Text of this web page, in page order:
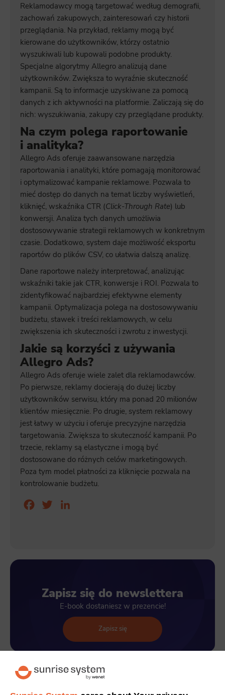
Reklamodawcy mogą targetować według demografii,
zachowań zakupowych, zainteresowań czy historii
przeglądania. Na przykład, reklamy mogą być
kierowane do użytkowników, którzy ostatnio
wyszukiwali lub kupowali podobne produkty.
Specjalne algorytmy Allegro analizują dane
użytkowników. Zwiększa to wyraźnie skuteczność
kampanii. Są to informacje uzyskiwane za pomocą
danych z ich aktywności na platformie. Zaliczają się do
nich: wyszukiwania, zakupy czy przeglądane produkty.
Na czym polega raportowanie
i analityka?
Allegro Ads oferuje zaawansowane narzędzia
raportowania i analityki, które pomagają monitorować
i optymalizować kampanie reklamowe. Pozwala to
mieć dostęp do danych na temat liczby wyświetleń,
kliknięć, wskaźnika CTR (Click-Through Rate) lub
konwersji. Analiza tych danych umożliwia
dostosowywanie strategii reklamowych w konkretnym
czasie. Dodatkowo, system daje możliwość eksportu
raportów do plików CSV, co ułatwia dalszą analizę.
Dane raportowe należy interpretować, analizując
wskaźniki takie jak CTR, konwersje i ROI. Pozwala to
zidentyfikować najbardziej efektywne elementy
kampanii. Optymalizacja polega na dostosowywaniu
budżetu, stawek i treści reklamowych, w celu
zwiększenia ich skuteczności i zwrotu z inwestycji.
Jakie są korzyści z używania
Allegro Ads?
Allegro Ads oferuje wiele zalet dla reklamodawców.
Po pierwsze, reklamy docierają do dużej liczby
użytkowników serwisu, który ma ponad 20 milionów
klientów miesięcznie. Po drugie, system reklamowy
jest łatwy w użyciu i oferuje precyzyjne narzędzia
targetowania. Zwiększa to skuteczność kampanii. Po
trzecie, reklamy są elastyczne i mogą być
dostosowane do różnych celów marketingowych.
Poza tym model płatności za kliknięcie pozwala na
kontrolowanie budżetu.
Facebook
Twitter
Zapisz się do newslettera
E-book dostaniesz w prezencie!
Zapisz się
Zarabiaj więcej dzięki